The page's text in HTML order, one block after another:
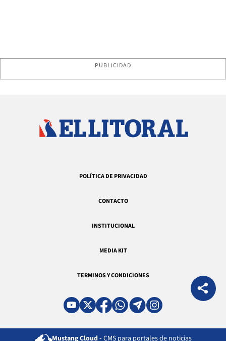
PUBLICIDAD
POLÍTICA DE PRIVACIDAD
CONTACTO
INSTITUCIONAL
MEDIA KIT
TERMINOS Y CONDICIONES
Mustang Cloud - CMS para portales de noticias